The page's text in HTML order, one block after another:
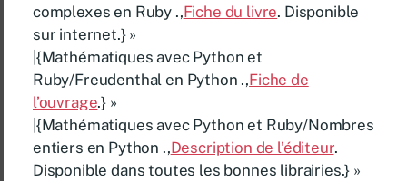
complexes en Ruby .,Fiche du livre. Disponible
sur internet.} »
|{Mathématiques avec Python et
Ruby/Freudenthal en Python .,Fiche de
l’ouvrage.} »
|{Mathématiques avec Python et Ruby/Nombres
entiers en Python .,Description de l’éditeur.
Disponible dans toutes les bonnes librairies.} »